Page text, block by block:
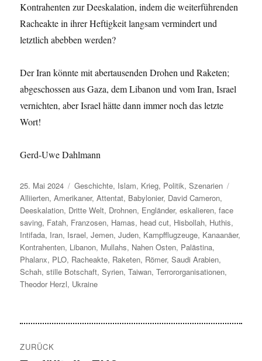
Kontrahenten zur Deeskalation, indem die weiterführenden
Racheakte in ihrer Heftigkeit langsam vermindert und
letztlich abebben werden?
Der Iran könnte mit abertausenden Drohen und Raketen;
abgeschossen aus Gaza, dem Libanon und vom Iran, Israel
vernichten, aber Israel hätte dann immer noch das letzte
Wort!
Gerd-Uwe Dahlmann
Veröffentlicht
am
25. Mai 2024 Kategorien
Geschichte, Islam, Krieg, Politik,Szenarien
Alliierten,Amerikaner,Attentat, Babylonier, David Cameron,
Deeskalation, Dritte Welt, Drohnen, Engländer,eskalieren,face
saving, Fatah, Franzosen, Hamas, head cut, Hisbollah, Huthis,
Intifada, Iran, Israel,Jemen,Juden, Kampfflugzeuge, Kanaanäer,
Kontrahenten, Libanon, Mullahs, Nahen Osten, Palästina,
Phalanx, PLO, Racheakte, Raketen, Römer,Saudi Arabien,
Schah,stille Botschaft,Syrien,Taiwan,Terrororganisationen,
Theodor Herzl, Ukraine
ZURÜCK